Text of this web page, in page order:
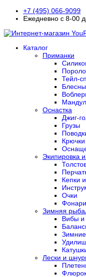
+7 (495) 066-9099
Ежедневно с 8-00
Каталог
Приманки
Тейл-
Блесны
Оснастка
Джиг-
Грузы
Крючки
Экипировка
Кепки
Очки
Фонари
Зимняя
Вибы и
Лески и